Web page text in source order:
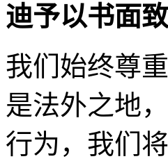
迪予以书面致
我们始终尊
是法外之地
行为，我们